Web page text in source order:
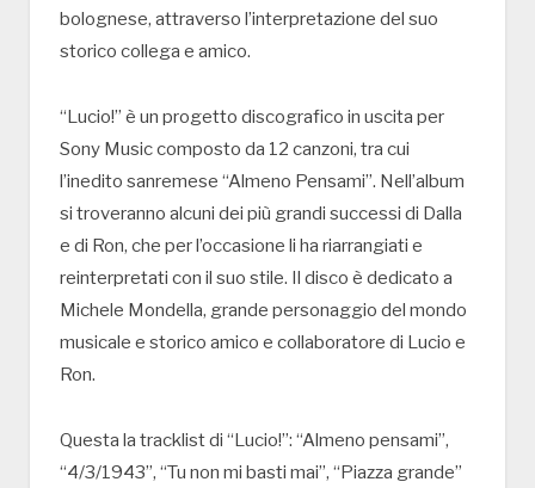
bolognese, attraverso l’interpretazione del suo
storico collega e amico.
“Lucio!” è un progetto discografico in uscita per
Sony Music composto da 12 canzoni, tra cui
l’inedito sanremese “Almeno Pensami”. Nell’album
si troveranno alcuni dei più grandi successi di Dalla
e di Ron, che per l’occasione li ha riarrangiati e
reinterpretati con il suo stile. Il disco è dedicato a
Michele Mondella, grande personaggio del mondo
musicale e storico amico e collaboratore di Lucio e
Ron.
Questa la tracklist di “Lucio!”: “Almeno pensami”,
“4/3/1943”, “Tu non mi basti mai”, “Piazza grande”